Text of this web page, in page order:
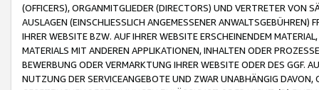
(OFFICERS), ORGANMITGLIEDER (DIRECTORS) UND VERTRETER VON
AUSLAGEN (EINSCHLIESSLICH ANGEMESSENER
IHRER WEBSITE BZW. AUF IHRER WEBSITE ERSCHEINENDEM
MATERIALS MIT ANDEREN APPLIKATIONEN, INHALTEN ODER
BEWERBUNG ODER VERMARKTUNG IHRER WEBSITE ODER DES GGF.
NUTZUNG DER SERVICEANGEBOTE UND ZWAR UNABHÄNGIG